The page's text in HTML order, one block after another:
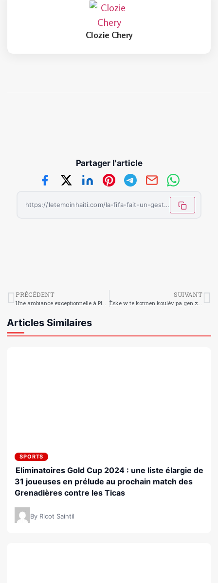
Clozie Chery
Partager l'article
https://letemoinhaiti.com/la-fifa-fait-un-geste-fort-envers-larbitre-somalien-omar-artan/
PRÉCÉDENT
Une ambiance exceptionnelle à Place Boyer pour soutenir les Grenadiers face à l’Écosse
SUIVANT
Èske w te konnen koulèv pa gen zòrèy, men yo detekte vibrasyon tè a atravè kò yo?
Articles Similaires
SPORTS
Eliminatoires Gold Cup 2024 : une liste élargie de
31 joueuses en prélude au prochain match des
Grenadières contre les Ticas
By Ricot Saintil